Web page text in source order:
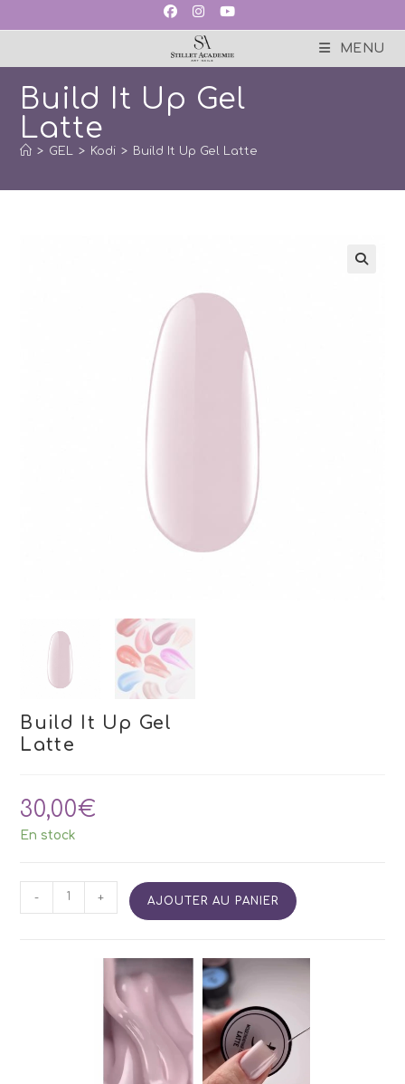
MENU
Build It Up Gel
Latte
> GEL > Kodi > Build It Up Gel Latte
Build It Up Gel
Latte
30,00€
En stock
quantité
- + AJOUTER AU PANIER